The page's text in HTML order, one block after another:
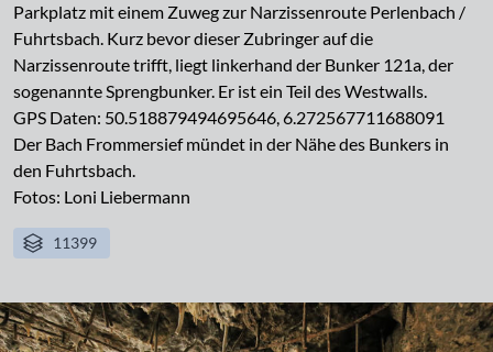
Parkplatz mit einem Zuweg zur Narzissenroute Perlenbach /
Fuhrtsbach. Kurz bevor dieser Zubringer auf die
Narzissenroute trifft, liegt linkerhand der Bunker 121a, der
sogenannte Sprengbunker. Er ist ein Teil des Westwalls.
GPS Daten: 50.518879494695646, 6.272567711688091
Der Bach Frommersief mündet in der Nähe des Bunkers in
den Fuhrtsbach.
Fotos: Loni Liebermann
11399